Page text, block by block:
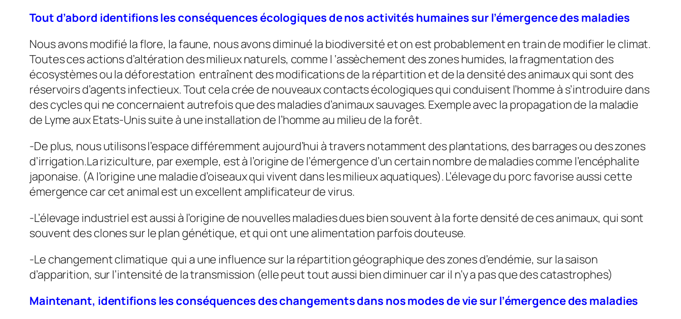
Tout d’abord identifions les conséquences écologiques de nos activités humaines sur l’émergence des maladies
Nous avons modifié la flore, la faune, nous avons diminué la biodiversité et on est probablement en train de modifier le climat.
Toutes ces actions d’altération des milieux naturels, comme l ‘assèchement des zones humides, la fragmentation des
écosystèmes ou la déforestation entraînent des modifications de la répartition et de la densité des animaux qui sont des
réservoirs d’agents infectieux. Tout cela crée de nouveaux contacts écologiques qui conduisent l’homme à s’introduire dans
des cycles qui ne concernaient autrefois que des maladies d’animaux sauvages. Exemple avec la propagation de la maladie
de Lyme aux Etats-Unis suite à une installation de l’homme au milieu de la forêt.
-De plus, nous utilisons l’espace différemment aujourd’hui à travers notamment des plantations, des barrages ou des zones
d’irrigation.La riziculture, par exemple, est à l’origine de l’émergence d’un certain nombre de maladies comme l’encéphalite
japonaise. (A l’origine une maladie d’oiseaux qui vivent dans les milieux aquatiques). L’élevage du porc favorise aussi cette
émergence car cet animal est un excellent amplificateur de virus.
-L’élevage industriel est aussi à l’origine de nouvelles maladies dues bien souvent à la forte densité de ces animaux, qui sont
souvent des clones sur le plan génétique, et qui ont une alimentation parfois douteuse.
-Le changement climatique qui a une influence sur la répartition géographique des zones d’endémie, sur la saison
d’apparition, sur l’intensité de la transmission (elle peut tout aussi bien diminuer car il n’y a pas que des catastrophes)
Maintenant, identifions les conséquences des changements dans nos modes de vie sur l’émergence des maladies